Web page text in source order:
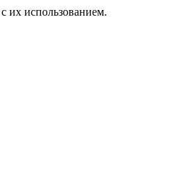
их использованием.